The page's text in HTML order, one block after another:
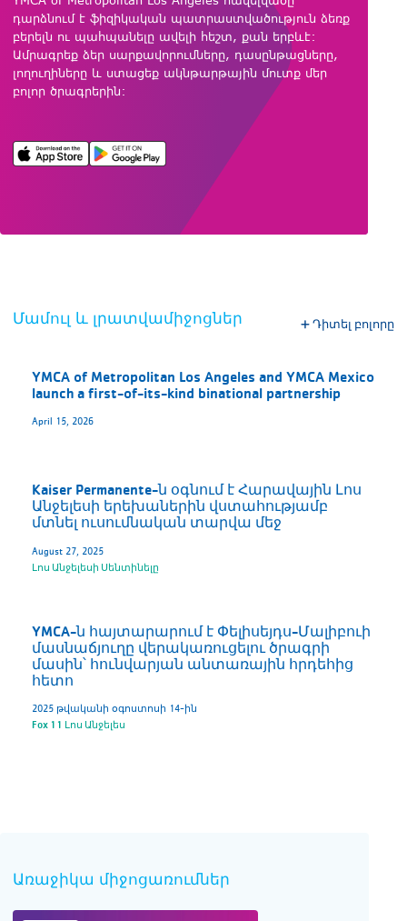
դարձնում է ֆիզիկական պատրաստվածություն ձեռք
բերելն ու պահպանելը ավելի հեշտ, քան երբևէ:
Ամրագրեք ձեր սարքավորումները, դասընթացները,
լողուղիները և ստացեք ակնթարթային մուտք մեր
բոլոր ծրագրերին:
Մամուլ և լրատվամիջոցներ Դիտել բոլորը
YMCA of Metropolitan Los Angeles and YMCA Mexico
launch a first-of-its-kind binational partnership
April 15, 2026
Kaiser Permanente-ն օգնում է Հարավային Լոս
Անջելեսի երեխաներին վստահությամբ
մտնել ուսումնական տարվա մեջ
August 27, 2025
Լոս Անջելեսի Սենտինելը
YMCA-ն հայտարարում է Փելիսեյդս-Մալիբուի
մասնաճյուղը վերակառուցելու ծրագրի
մասին՝ հունվարյան անտառային հրդեհից
հետո
2025 թվականի օգոստոսի 14-ին
Fox 11 Լոս Անջելես
Առաջիկա միջոցառումներ